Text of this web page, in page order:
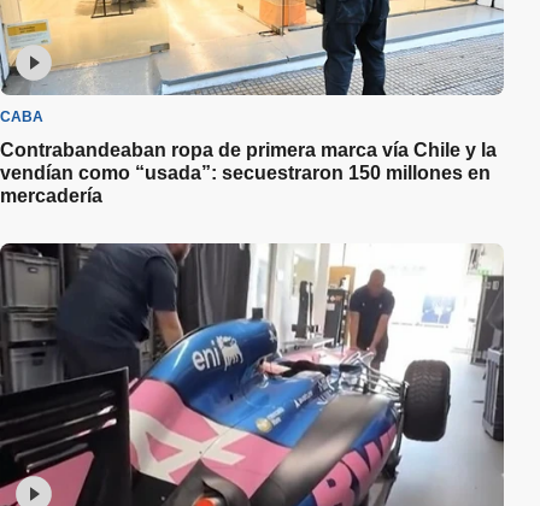
CABA
Contrabandeaban ropa de primera marca vía Chile y la
vendían como “usada”: secuestraron 150 millones en
mercadería